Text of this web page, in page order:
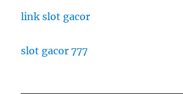
link slot gacor
slot gacor 777